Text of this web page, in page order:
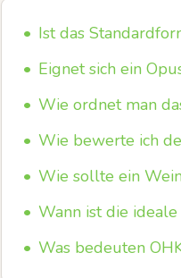
• Ist das
• Eignet sich ein
• Wie ordnet man
• Wie bewerte ich
• Wie sollte ein
• Wann ist die
• Was bedeuten